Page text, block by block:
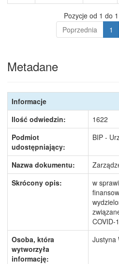
Pozycje od 1 do
Poprzednia
1
Metadane
Informacje
Ilość odwiedzin:
1622
Podmiot
udostępniający:
BIP -
Nazwa dokumentu:
Skrócony opis:
w
COVID-
Osoba, która
wytworzyła
informację:
Justyna